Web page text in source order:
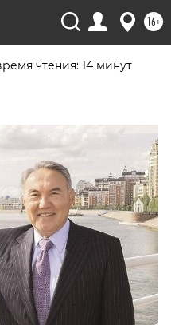
16+
чтения: 14 минут